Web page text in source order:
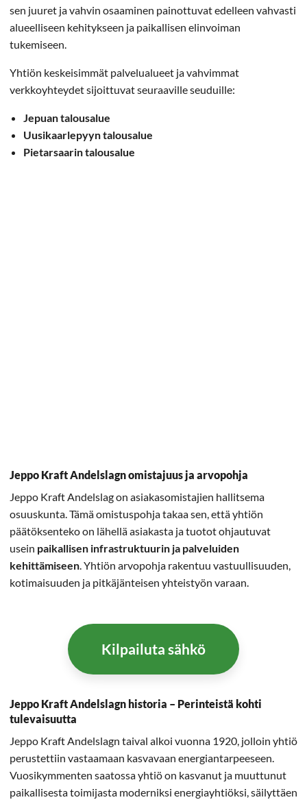
sen juuret ja vahvin osaaminen painottuvat edelleen vahvasti
alueelliseen kehitykseen ja paikallisen elinvoiman
tukemiseen.
Yhtiön keskeisimmät palvelualueet ja vahvimmat
verkkoyhteydet sijoittuvat seuraaville seuduille:
Jepuan talousalue
Uusikaarlepyyn talousalue
Pietarsaarin talousalue
Jeppo Kraft Andelslagn omistajuus ja arvopohja
Jeppo Kraft Andelslag on asiakasomistajien hallitsema
osuuskunta. Tämä omistuspohja takaa sen, että yhtiön
päätöksenteko on lähellä asiakasta ja tuotot ohjautuvat
usein paikallisen infrastruktuurin ja palveluiden
kehittämiseen . Yhtiön arvopohja rakentuu vastuullisuuden,
kotimaisuuden ja pitkäjänteisen yhteistyön varaan.
Kilpailuta sähkö
Jeppo Kraft Andelslagn historia – Perinteistä kohti
tulevaisuutta
Jeppo Kraft Andelslagn taival alkoi vuonna 1920, jolloin yhtiö
perustettiin vastaamaan kasvavaan energiantarpeeseen.
Vuosikymmenten saatossa yhtiö on kasvanut ja muuttunut
paikallisesta toimijasta moderniksi energiayhtiöksi, säilyttäen